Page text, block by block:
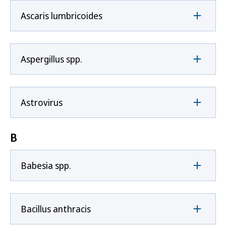
Ascaris lumbricoides
Aspergillus spp.
Astrovirus
B
Babesia spp.
Bacillus anthracis